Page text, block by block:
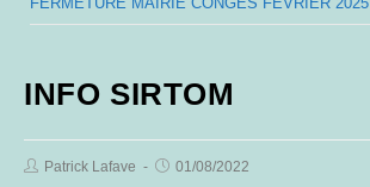
INFO SIRTOM
PostPatrick Lafave
Post01/08/2022